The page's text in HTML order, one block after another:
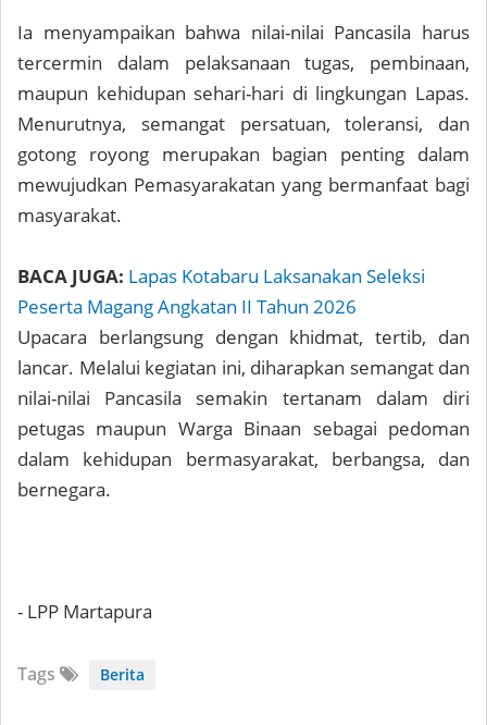
Ia menyampaikan bahwa nilai-nilai Pancasila harus
tercermin dalam pelaksanaan tugas, pembinaan,
maupun kehidupan sehari-hari di lingkungan Lapas.
Menurutnya, semangat persatuan, toleransi, dan
gotong royong merupakan bagian penting dalam
mewujudkan Pemasyarakatan yang bermanfaat bagi
masyarakat.
BACA JUGA: Lapas Kotabaru Laksanakan Seleksi
Peserta Magang Angkatan II Tahun 2026
Upacara berlangsung dengan khidmat, tertib, dan
lancar. Melalui kegiatan ini, diharapkan semangat dan
nilai-nilai Pancasila semakin tertanam dalam diri
petugas maupun Warga Binaan sebagai pedoman
dalam kehidupan bermasyarakat, berbangsa, dan
bernegara.
- LPP Martapura
Tags Berita